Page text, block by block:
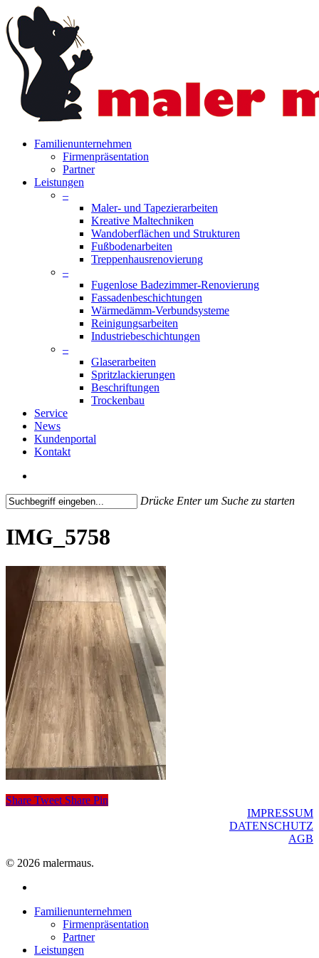
to
main
content
search
Menu
Familienunternehmen
Firmenpräsentation
Partner
Leistungen
–
Maler- und Tapezierarbeiten
Kreative Maltechniken
Wandoberflächen und Strukturen
Fußbodenarbeiten
Treppenhausrenovierung
–
Fugenlose Badezimmer-Renovierung
Fassadenbeschichtungen
Wärmedämm-Verbundsysteme
Reinigungsarbeiten
Industriebeschichtungen
–
Glaserarbeiten
Spritzlackierungen
Beschriftungen
Trockenbau
Service
News
Kundenportal
Kontakt
Drücke Enter um Suche zu starten
Search
IMG_5758
Share Tweet Share Pin
IMPRESSUM
DATENSCHUTZ
AGB
© 2026 malermaus.
Close
Familienunternehmen
Firmenpräsentation
Partner
Leistungen